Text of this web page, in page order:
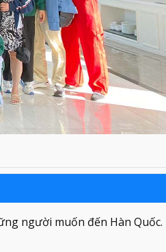
người muốn đến Hàn Quốc.